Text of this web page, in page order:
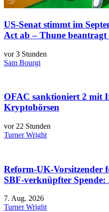
US-Senat stimmt im
Act ab – Thune
vor 3 Stunden
Sam Bourgi
OFAC sanktioniert 2 mit
Kryptobörsen
vor 22 Stunden
Turner Wright
Reform-UK-Vorsitzender
SBF-verknüpfter Spende:
7. Aug. 2026
Turner Wright